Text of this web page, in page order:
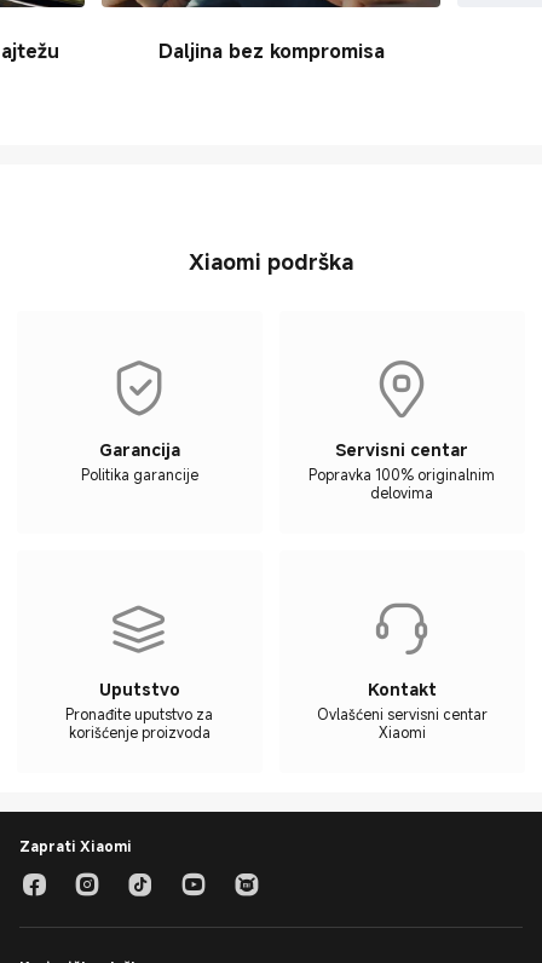
Daljina bez kompromisa
Xiaomi podrška
Garancija
Politika garancije
Servisni centar
Popravka 100% originalnim
delovima
Uputstvo
Pronađite uputstvo za
korišćenje proizvoda
Kontakt
Ovlašćeni servisni centar
Xiaomi
Zaprati Xiaomi